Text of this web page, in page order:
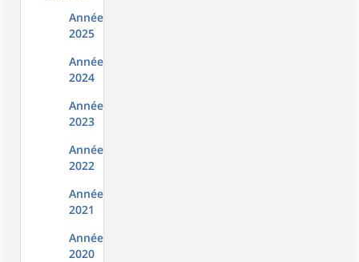
Année
2025
Année
2024
Année
2023
Année
2022
Année
2021
Année
2020